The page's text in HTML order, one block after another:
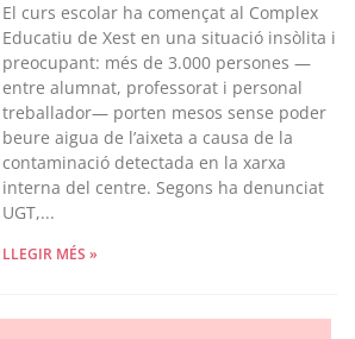
El curs escolar ha començat al Complex
Educatiu de Xest en una situació insòlita i
preocupant: més de 3.000 persones —
entre alumnat, professorat i personal
treballador— porten mesos sense poder
beure aigua de l’aixeta a causa de la
contaminació detectada en la xarxa
interna del centre. Segons ha denunciat
UGT,...
LLEGIR MÉS »